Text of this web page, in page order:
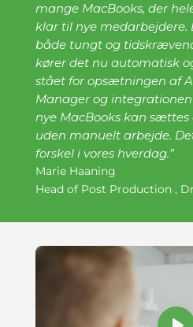
mange MacBooks, der
klar til nye medarbejdere.
både tungt og
kører det nu automatisk
stået for opsætningen af
Manager og integrationen
nye MacBooks kan
uden manuelt arbejde.
forskel i vores hverdag.”
Marie Haaning
Head of Post Production ,